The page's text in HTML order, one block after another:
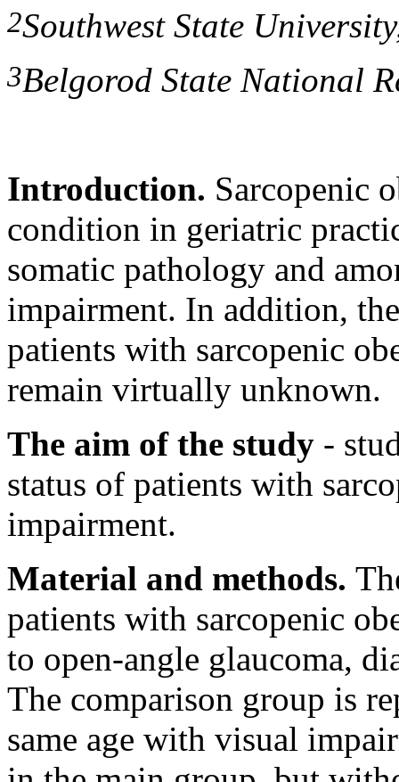
2Southwest State
3Belgorod State National
Introduction. Sarcopenic
condition in geriatric
somatic pathology and
impairment. In addition,
patients with sarcopenic
remain virtually unknown.
The aim of the study -
status of patients with
impairment.
Material and methods.
patients with sarcopenic
to open-angle glaucoma,
The comparison group is
same age with visual